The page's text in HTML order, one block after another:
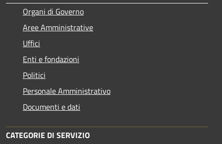
Organi di Governo
Aree Amministrative
Uffici
Enti e fondazioni
Politici
Personale Amministrativo
Documenti e dati
CATEGORIE DI SERVIZIO